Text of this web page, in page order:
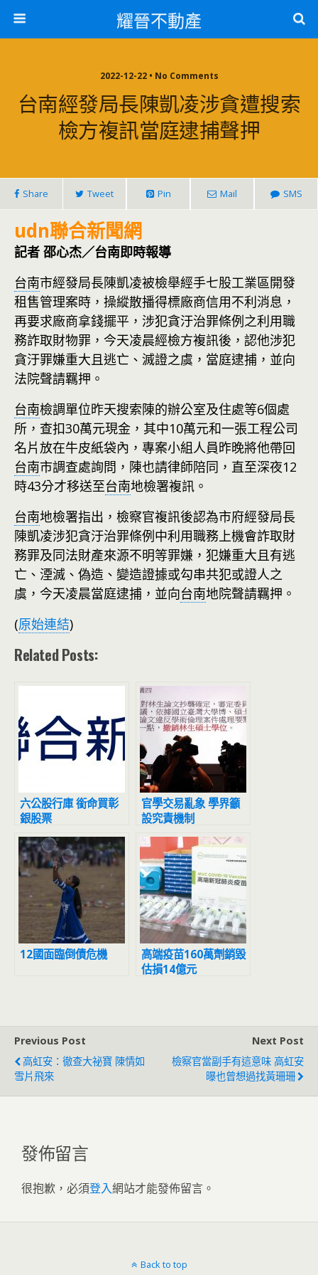
耀晉不動產
2022-12-22 • No Comments
台南經發局長陳凱凌涉貪遭搜索
檢方複訊當庭逮捕聲押
Share Tweet Pin Mail SMS
udn聯合新聞網
記者 邵心杰／台南即時報導
台南市經發局長陳凱凌被檢舉經手七股工業區開發
租售管理案時，操縱散播得標廠商信用不利消息，
再要求廠商拿錢擺平，涉犯貪汙治罪條例之利用職
務詐取財物罪，今天凌晨經檢方複訊後，認他涉犯
貪汙罪嫌重大且逃亡、滅證之虞，當庭逮捕，並向
法院聲請羈押。
台南檢調單位昨天搜索陳的辦公室及住處等6個處
所，查扣30萬元現金，其中10萬元和一張工程公司
名片放在牛皮紙袋內，專案小組人員昨晚將他帶回
台南市調查處詢問，陳也請律師陪同，直至深夜12
時43分才移送至台南地檢署複訊。
台南地檢署指出，檢察官複訊後認為市府經發局長
陳凱凌涉犯貪汙治罪條例中利用職務上機會詐取財
務罪及同法財產來源不明等罪嫌，犯嫌重大且有逃
亡、湮滅、偽造、變造證據或勾串共犯或證人之
虞，今天凌晨當庭逮捕，並向台南地院聲請羈押。
(原始連結)
Related Posts:
六公股行庫 銜命買彰
銀股票
官學交易亂象 學界籲
設究責機制
12國面臨倒債危機
高端疫苗160萬劑銷毀
估損14億元
Previous Post
高虹安：徹查大祕寶 陳情如
雪片飛來
Next Post
檢察官當副手有這意味 高虹安
曝也曾想過找黃珊珊
發佈留言
很抱歉，必須登入網站才能發佈留言。
Back to top